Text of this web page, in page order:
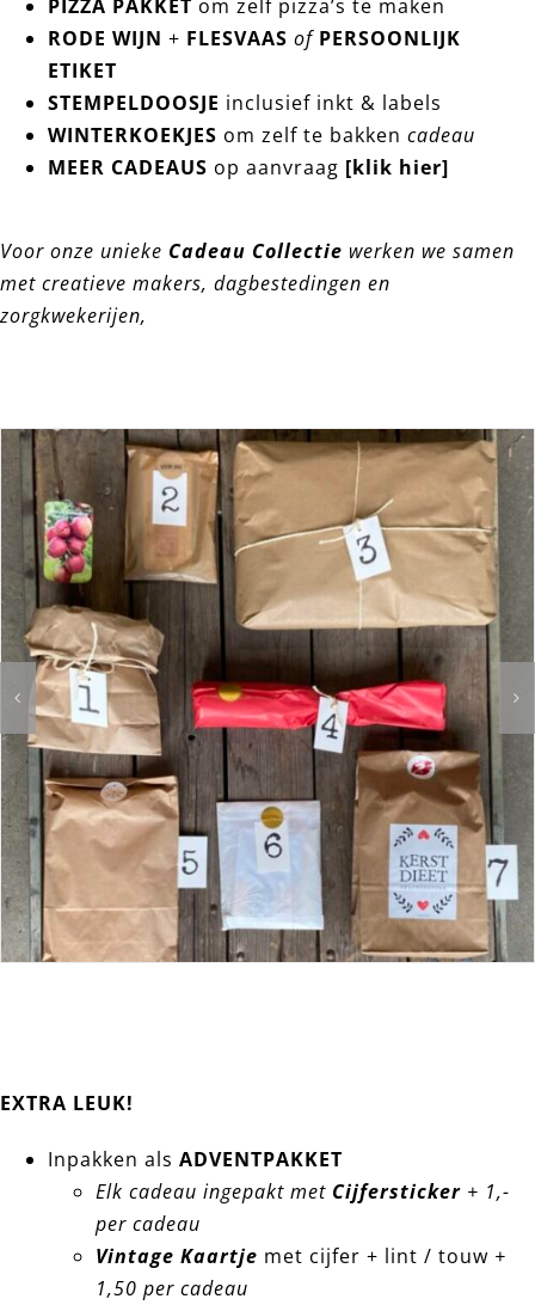
PIZZA PAKKET om zelf pizza’s te maken
RODE WIJN + FLESVAAS of PERSOONLIJK
ETIKET
STEMPELDOOSJE inclusief inkt & labels
WINTERKOEKJES om zelf te bakken cadeau
MEER CADEAUS op aanvraag [klik hier]
Voor onze unieke Cadeau Collectie werken we samen
met creatieve makers, dagbestedingen en
zorgkwekerijen,
EXTRA LEUK!
Inpakken als ADVENTPAKKET
Elk cadeau ingepakt met Cijfersticker + 1,-
per cadeau
Vintage Kaartje met cijfer + lint / touw +
1,50 per cadeau